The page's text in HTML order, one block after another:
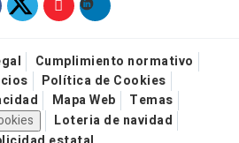
Cumplimiento normativo
Política de Cookies
Mapa Web
Temas
Loteria de navidad